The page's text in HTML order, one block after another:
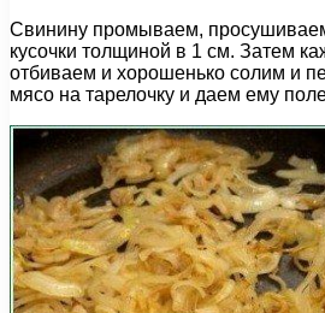
Свинину промываем,
кусочки толщиной в 1 см. Затем
отбиваем и хорошенько солим и
мясо на тарелочку и даем ему